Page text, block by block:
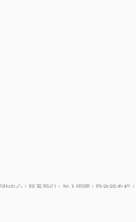
助中心 | 联系我们 | 加入唱吧 | 防诈骗专栏 |